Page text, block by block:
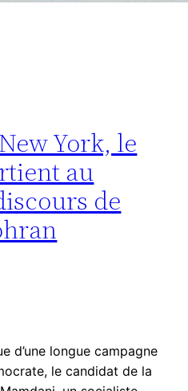
York, le
au
de
d’une longue campagne
le candidat de la